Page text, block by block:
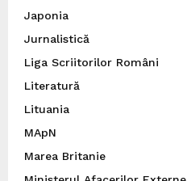
Japonia
Jurnalistică
Liga Scriitorilor Români
Literatură
Lituania
MApN
Marea Britanie